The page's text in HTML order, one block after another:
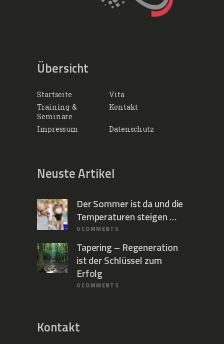
Übersicht
Startseite
Vita
Training &
Seminare
Kontakt
Impressum Datenschutz
Neuste Artikel
Der Sommer ist da und die
Temperaturen steigen …
0 COMMENTS
Tapering – Regeneration
ist der Schlüssel zum
Erfolg
0 COMMENTS
Kontakt